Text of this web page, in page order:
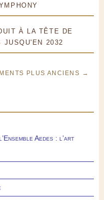
À LA TÊTE DE
JUSQU'EN 2032
PLUS ANCIENS →
Aedes : l’art